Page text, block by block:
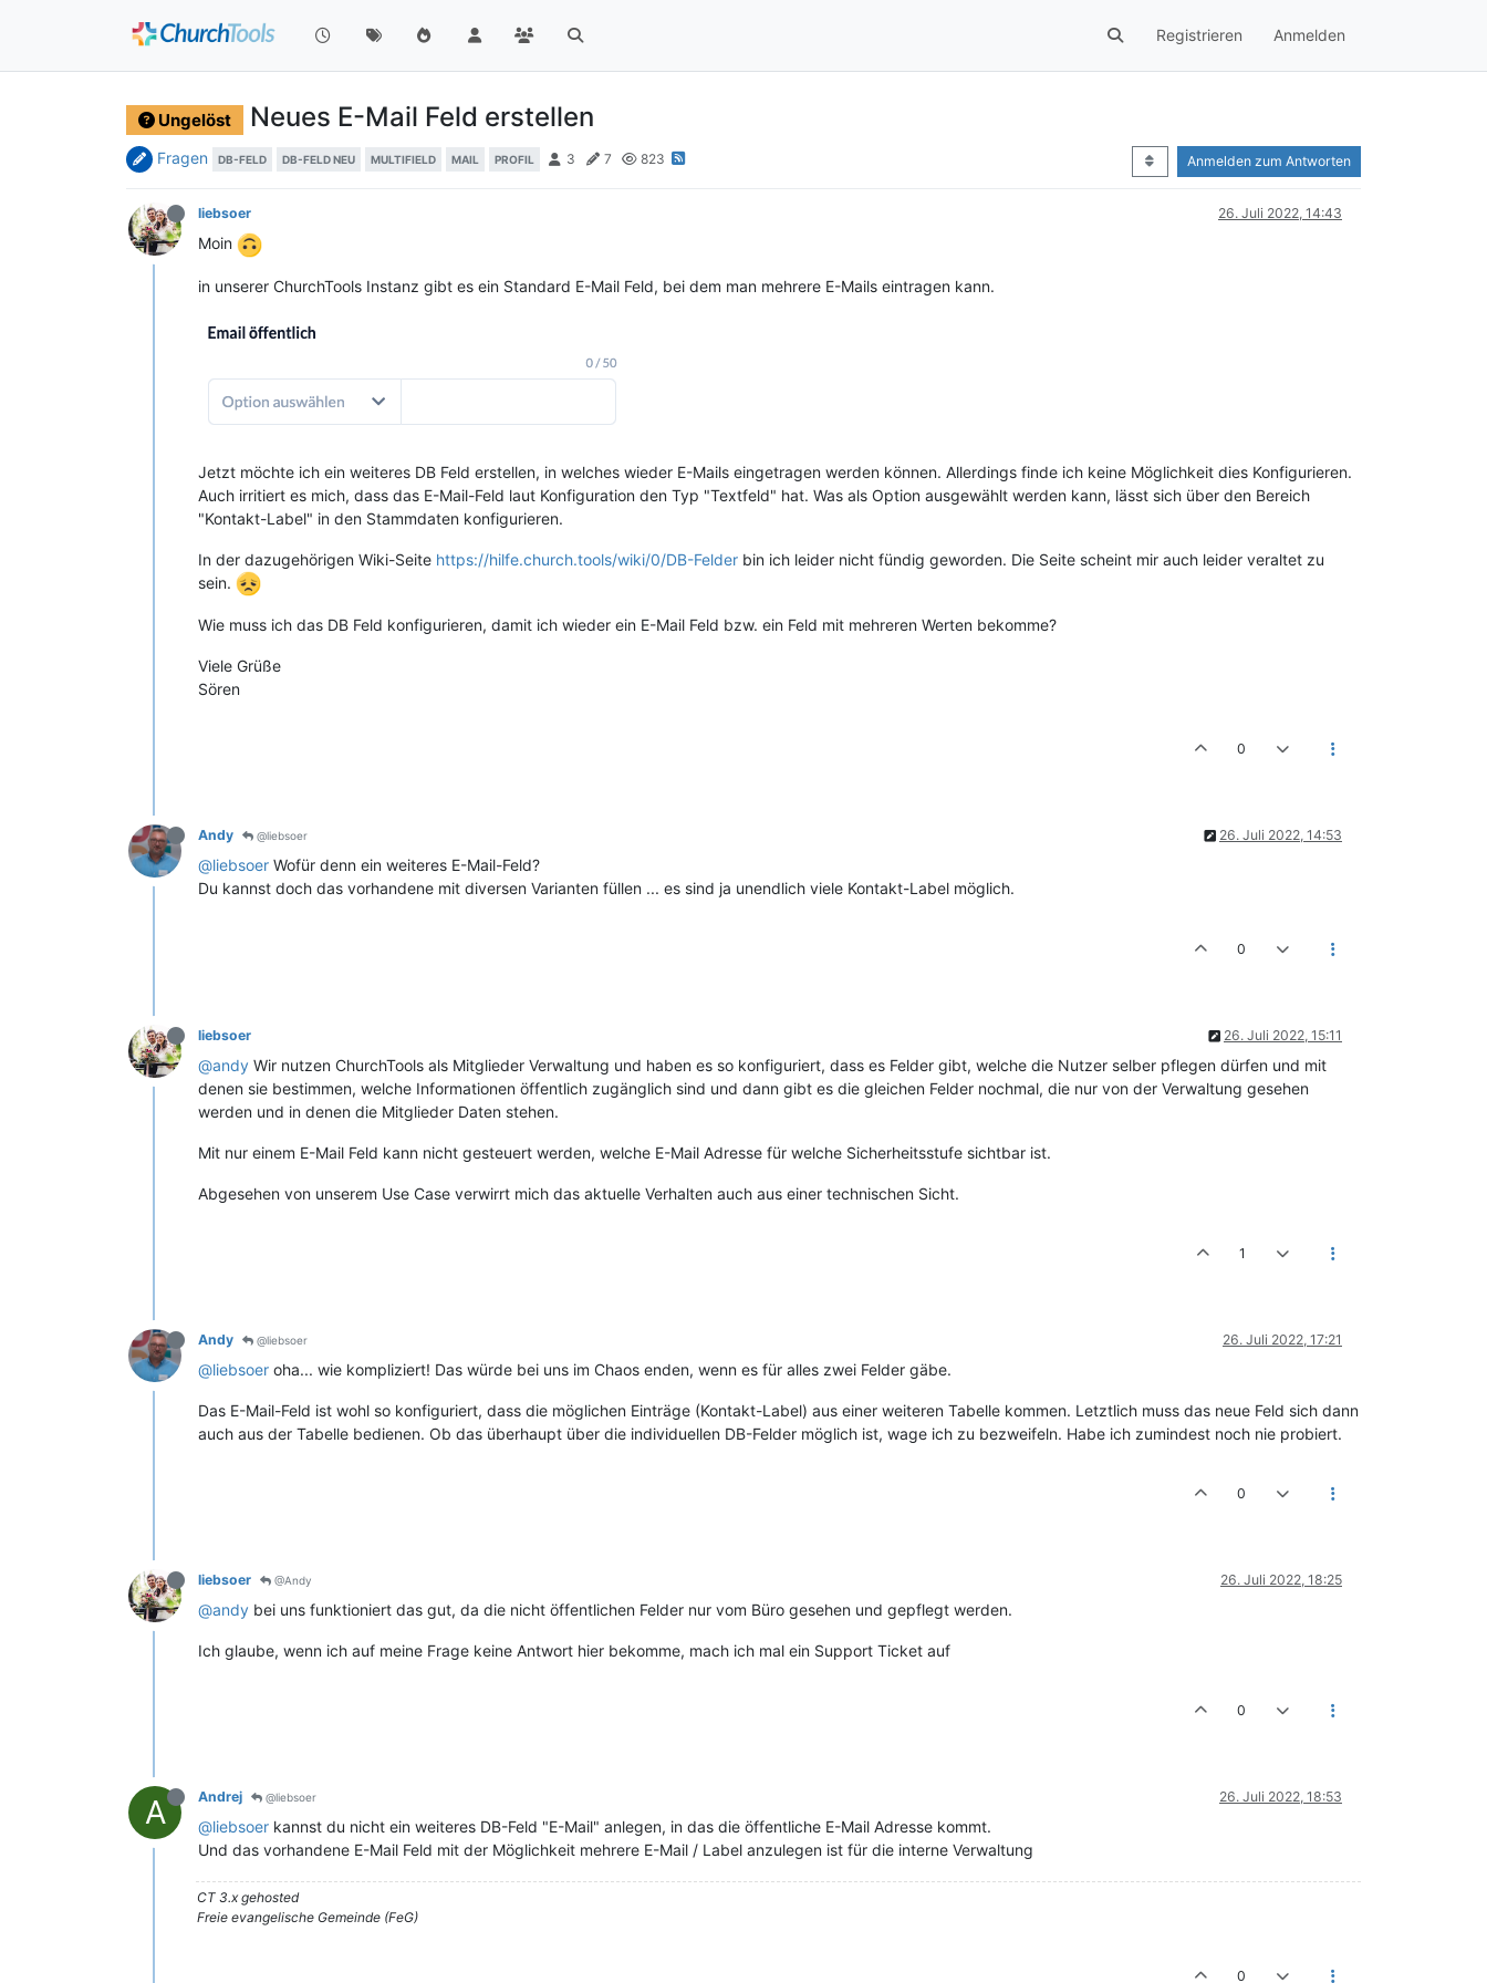
Registrieren Anmelden
Ungelöst Neues E-Mail Feld erstellen
Fragen DB-FELD DB-FELD NEU MULTIFIELD MAIL PROFIL 3 7 823 Anmelden zum Antworten
liebsoer 26. Juli 2022, 14:43
Moin
in unserer ChurchTools Instanz gibt es ein Standard E-Mail Feld, bei dem man mehrere E-Mails eintragen kann.
Jetzt möchte ich ein weiteres DB Feld erstellen, in welches wieder E-Mails eingetragen werden können. Allerdings finde ich keine Möglichkeit dies Konfigurieren.
Auch irritiert es mich, dass das E-Mail-Feld laut Konfiguration den Typ "Textfeld" hat. Was als Option ausgewählt werden kann, lässt sich über den Bereich
"Kontakt-Label" in den Stammdaten konfigurieren.
In der dazugehörigen Wiki-Seite https://hilfe.church.tools/wiki/0/DB-Felder bin ich leider nicht fündig geworden. Die Seite scheint mir auch leider veraltet zu
sein.
Wie muss ich das DB Feld konfigurieren, damit ich wieder ein E-Mail Feld bzw. ein Feld mit mehreren Werten bekomme?
Viele Grüße
Sören
0
Andy @liebsoer 26. Juli 2022, 14:53
@liebsoer Wofür denn ein weiteres E-Mail-Feld?
Du kannst doch das vorhandene mit diversen Varianten füllen ... es sind ja unendlich viele Kontakt-Label möglich.
0
liebsoer 26. Juli 2022, 15:11
@andy Wir nutzen ChurchTools als Mitglieder Verwaltung und haben es so konfiguriert, dass es Felder gibt, welche die Nutzer selber pflegen dürfen und mit
denen sie bestimmen, welche Informationen öffentlich zugänglich sind und dann gibt es die gleichen Felder nochmal, die nur von der Verwaltung gesehen
werden und in denen die Mitglieder Daten stehen.
Mit nur einem E-Mail Feld kann nicht gesteuert werden, welche E-Mail Adresse für welche Sicherheitsstufe sichtbar ist.
Abgesehen von unserem Use Case verwirrt mich das aktuelle Verhalten auch aus einer technischen Sicht.
1
Andy @liebsoer 26. Juli 2022, 17:21
@liebsoer oha... wie kompliziert! Das würde bei uns im Chaos enden, wenn es für alles zwei Felder gäbe.
Das E-Mail-Feld ist wohl so konfiguriert, dass die möglichen Einträge (Kontakt-Label) aus einer weiteren Tabelle kommen. Letztlich muss das neue Feld sich dann
auch aus der Tabelle bedienen. Ob das überhaupt über die individuellen DB-Felder möglich ist, wage ich zu bezweifeln. Habe ich zumindest noch nie probiert.
0
liebsoer @Andy 26. Juli 2022, 18:25
@andy bei uns funktioniert das gut, da die nicht öffentlichen Felder nur vom Büro gesehen und gepflegt werden.
Ich glaube, wenn ich auf meine Frage keine Antwort hier bekomme, mach ich mal ein Support Ticket auf
0
A Andrej @liebsoer 26. Juli 2022, 18:53
@liebsoer kannst du nicht ein weiteres DB-Feld "E-Mail" anlegen, in das die öffentliche E-Mail Adresse kommt.
Und das vorhandene E-Mail Feld mit der Möglichkeit mehrere E-Mail / Label anzulegen ist für die interne Verwaltung
CT 3.x gehosted
Freie evangelische Gemeinde (FeG)
0